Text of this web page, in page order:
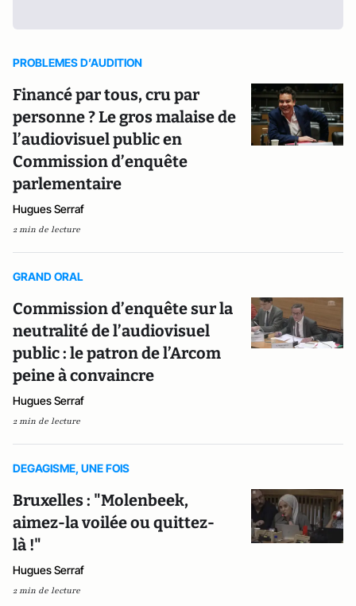
PROBLEMES D’AUDITION
Financé par tous, cru par
personne ? Le gros malaise de
l’audiovisuel public en
Commission d’enquête
parlementaire
Hugues Serraf
2 min de lecture
GRAND ORAL
Commission d’enquête sur la
neutralité de l’audiovisuel
public : le patron de l’Arcom
peine à convaincre
Hugues Serraf
2 min de lecture
DEGAGISME, UNE FOIS
Bruxelles : "Molenbeek,
aimez-la voilée ou quittez-
là !"
Hugues Serraf
2 min de lecture